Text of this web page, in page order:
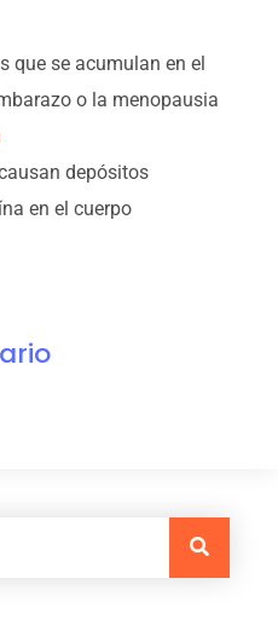
que se acumulan en el
o la menopausia
depósitos
en el cuerpo